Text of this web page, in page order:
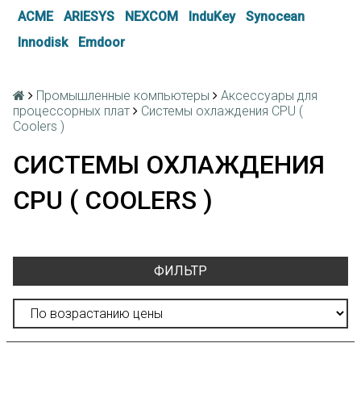
ACME
ARIESYS NEXCOM InduKey
Synocean
Innodisk
Emdoor
Промышленные компьютеры
Аксессуары для
процессорных плат
Системы охлаждения CPU (
Coolers )
СИСТЕМЫ ОХЛАЖДЕНИЯ
CPU ( COOLERS )
ФИЛЬТР